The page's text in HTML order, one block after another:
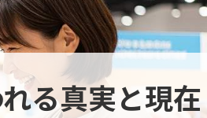
る真実と現在